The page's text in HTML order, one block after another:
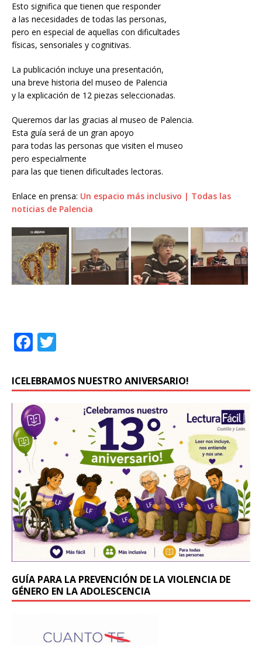
Esto significa que tienen que responder
a las necesidades de todas las personas,
pero en especial de aquellas con dificultades
físicas, sensoriales y cognitivas.
La publicación incluye una presentación,
una breve historia del museo de Palencia
y la explicación de 12 piezas seleccionadas.
Queremos dar las gracias al museo de Palencia.
Esta guía será de un gran apoyo
para todas las personas que visiten el museo
pero especialmente
para las que tienen dificultades lectoras.
Enlace en prensa: Un espacio más inclusivo | Todas las
noticias de Palencia
F
c
e
b
o
o
k
it
te
r
ICELEBRAMOS NUESTRO ANIVERSARIO!
GUÍA PARA LA PREVENCIÓN DE LA VIOLENCIA DE
GÉNERO EN LA ADOLESCENCIA